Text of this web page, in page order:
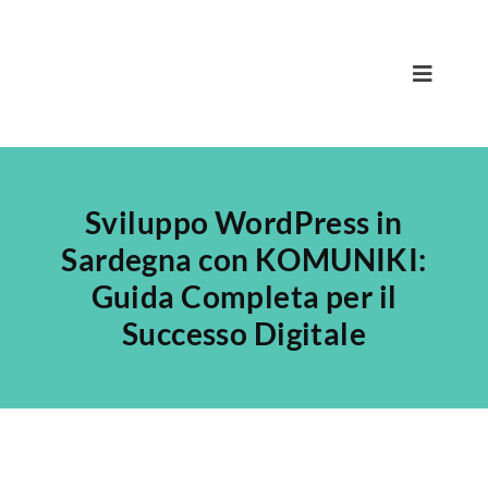
Toggle
Nicola
Team
Servizi
Blog
Sviluppo WordPress in
Sardegna con KOMUNIKI:
Guida Completa per il
Successo Digitale